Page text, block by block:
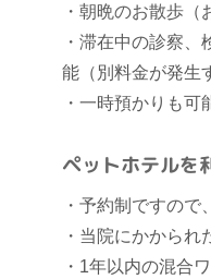
・朝晩のお散歩（
・滞在中の診察
能（別料金が発生
・一時預かりも可
ペットホテルを
・予約制ですの
・当院にかから
・1年以内の混合